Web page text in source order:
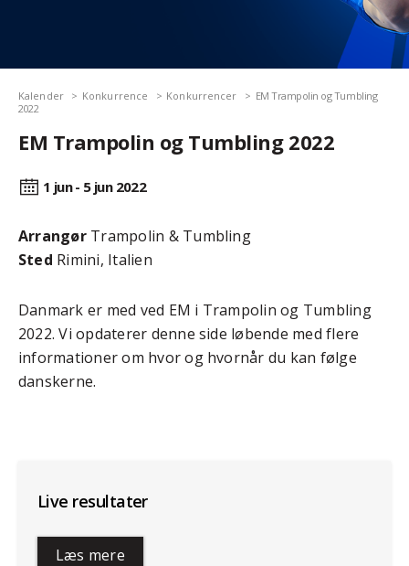
Kalender Konkurrence Konkurrencer
EM Trampolin og Tumbling
2022
EM Trampolin og Tumbling 2022
1 jun - 5 jun 2022
ArrangørTrampolin & Tumbling
Sted Rimini, Italien
Danmark er med ved EM i Trampolin og Tumbling
2022. Vi opdaterer denne side løbende med flere
informationer om hvor og hvornår du kan følge
danskerne.
Live resultater
Læs mere